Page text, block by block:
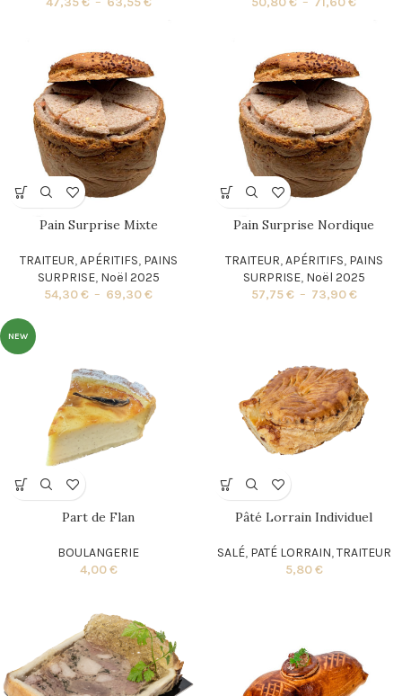
Pain Surprise Mixte
TRAITEUR,APÉRITIFS, PAINS
SURPRISE, Noël 2025
54,30€ – 69,30€
Pain Surprise Nordique
TRAITEUR,APÉRITIFS, PAINS
SURPRISE, Noël 2025
57,75€ – 73,90€
NEW
Part de Flan
BOULANGERIE
4,00€
Pâté Lorrain Individuel
SALÉ, PATÉ LORRAIN,TRAITEUR
5,80€